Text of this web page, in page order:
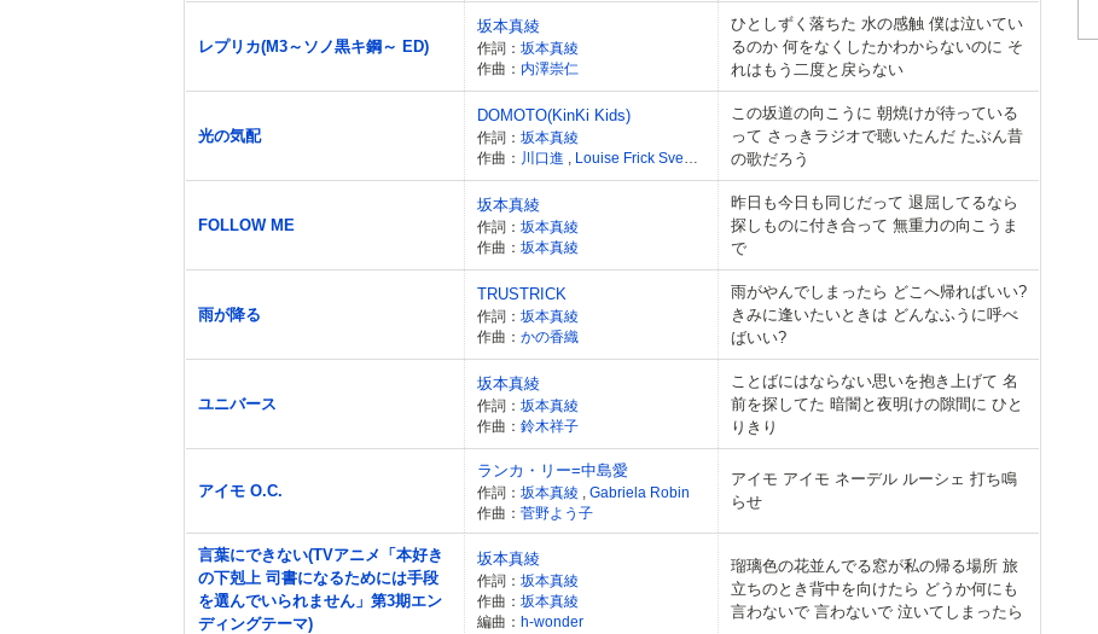
レプリカ(M3～ソノ黒キ鋼～ ED)
坂本真綾
作詞： 坂本真綾
作曲： 内澤崇仁
ひとしずく落ちた 水の感触 僕は泣いてい
るのか 何をなくしたかわからないのに そ
れはもう二度と戻らない
光の気配
DOMOTO(KinKi Kids)
作詞： 坂本真綾
作曲： 川口進 Louise Frick Sveen Xisco
この坂道の向こうに 朝焼けが待っている
って さっきラジオで聴いたんだ たぶん昔
の歌だろう
FOLLOW ME
坂本真綾
作詞： 坂本真綾
作曲： 坂本真綾
昨日も今日も同じだって 退屈してるなら
探しものに付き合って 無重力の向こうま
で
雨が降る
TRUSTRICK
作詞： 坂本真綾
作曲： かの香織
雨がやんでしまったら どこへ帰ればいい?
きみに逢いたいときは どんなふうに呼べ
ばいい?
ユニバース
坂本真綾
作詞： 坂本真綾
作曲： 鈴木祥子
ことばにはならない思いを抱き上げて 名
前を探してた 暗闇と夜明けの隙間に ひと
りきり
アイモ O.C.
ランカ・リー=中島愛
作詞： 坂本真綾
Gabriela Robin
作曲： 菅野よう子
アイモ アイモ ネーデル ルーシェ 打ち鳴
らせ
言葉にできない(TVアニメ「本好き
の下剋上 司書になるためには手段
を選んでいられません」第3期エン
ディングテーマ)
坂本真綾
作詞： 坂本真綾
作曲： 坂本真綾
編曲： h-wonder
瑠璃色の花並んでる窓が私の帰る場所 旅
立ちのとき背中を向けたら どうか何にも
言わないで 言わないで 泣いてしまったら